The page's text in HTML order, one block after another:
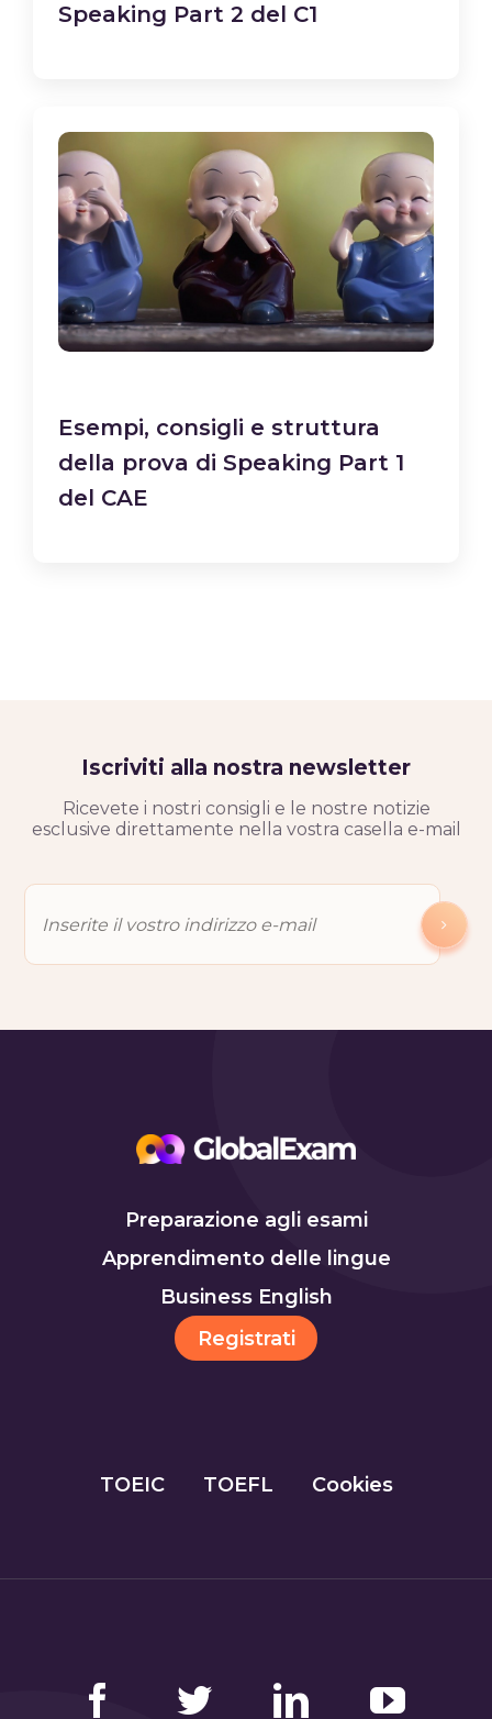
Speaking Part 2 del C1
Esempi, consigli e struttura
della prova di Speaking Part 1
del CAE
Iscriviti alla nostra newsletter
Ricevete i nostri consigli e le nostre notizie
esclusive direttamente nella vostra casella e-mail
Preparazione agli esami
Apprendimento delle lingue
Business English
Registrati
TOEIC TOEFL Cookies